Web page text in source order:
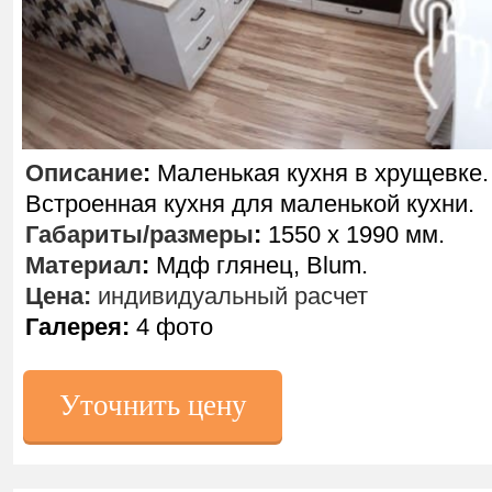
Уточнить цену
Описание: Маленькая кухня в хрущевке.
Встроенная кухня для маленькой кухни.
Габариты/размеры: 1550 х 1990 мм.
Материал: Мдф глянец, Blum.
Цена: индивидуальный расчет
Галерея: 4 фото